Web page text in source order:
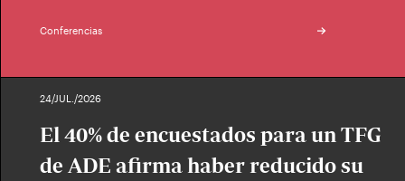
Conferencias
24/JUL./2026
El 40% de encuestados para un TFG
de ADE afirma haber reducido su